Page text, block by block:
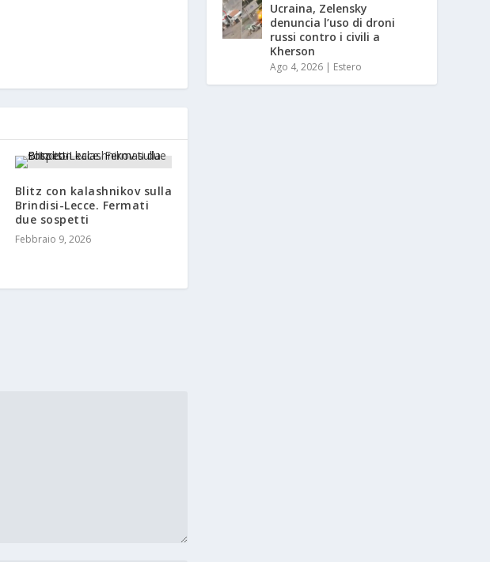
Blitz con kalashnikov sulla
Brindisi-Lecce. Fermati
due sospetti
Febbraio 9, 2026
Ucraina, Zelensky
denuncia l’uso di droni
russi contro i civili a
Kherson
Ago 4, 2026 | Estero